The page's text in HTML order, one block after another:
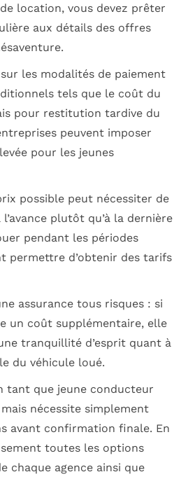
location, vous devez prêter
aux détails des offres
les modalités de paiement
tels que le coût du
pour restitution tardive du
peuvent imposer
pour les jeunes
possible peut nécessiter de
plutôt qu’à la dernière
pendant les périodes
permettre d’obtenir des tarifs
assurance tous risques : si
un coût supplémentaire, elle
tranquillité d’esprit quant à
du véhicule loué.
tant que jeune conducteur
mais nécessite simplement
avant confirmation finale. En
toutes les options
chaque agence ainsi que